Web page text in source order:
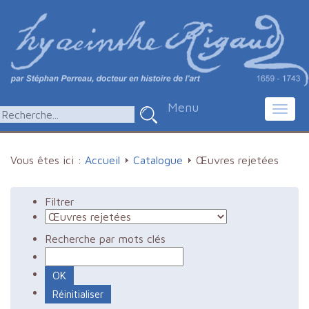
Menu
Vous êtes ici : Accueil Catalogue Œuvres rejetées
Filtrer
Recherche par mots clés